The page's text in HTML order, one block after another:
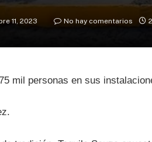
11, 2023 No hay comentarios
mil personas en sus